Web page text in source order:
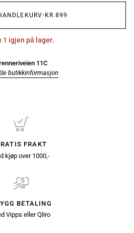
• KR 899
1 igjen på lager.
11C
Se butikkinformasjon
FRAKT
kjøp over 1000,-
BETALING
Vipps eller Qliro